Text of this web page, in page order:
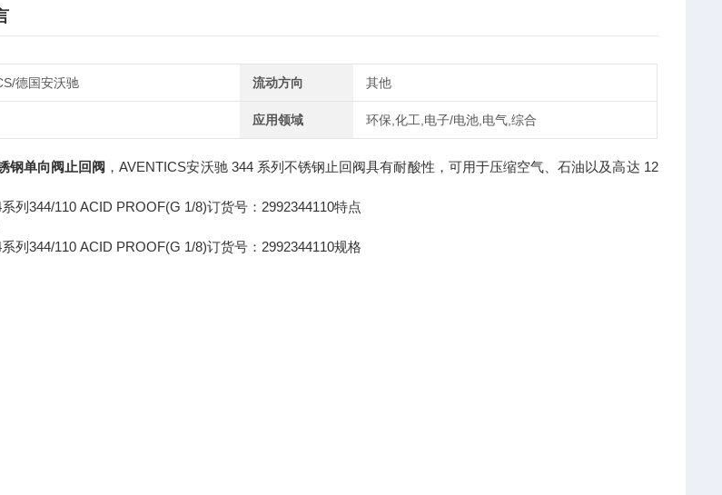
德国安沃驰 流动方向 其他
应用领域 环保,化工,电子/电池,电气,综合
钢单向阀止回阀 ，AVENTICS安沃驰 344 系列不锈钢止回阀具有耐酸性，可用于压缩空气、石油以及高达 12
列344/110 ACID PROOF(G 1/8)订货号：2992344110特点
列344/110 ACID PROOF(G 1/8)订货号：2992344110规格